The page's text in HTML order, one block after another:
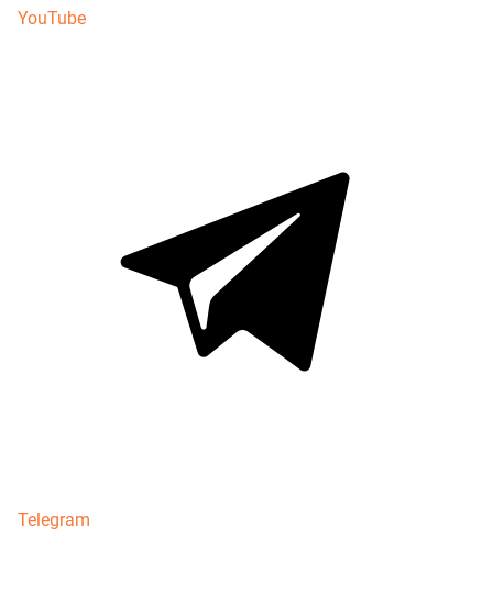
YouTube
Telegram